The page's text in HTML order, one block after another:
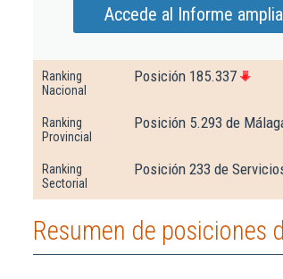
Accede al Informe
Ranking
Nacional
Posición 185.337
Ranking
Provincial
Posición 5.293 de
Ranking
Sectorial
Posición 233 de
Resumen de posiciones